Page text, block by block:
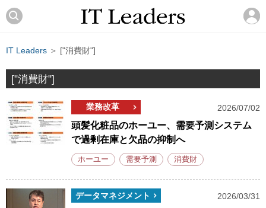
IT Leaders ＞ ["消費財"]
["消費財"]
業務改革 2026/07/02
頭髪化粧品のホーユー、需要予測システム
で過剰在庫と欠品の抑制へ
ホーユー 需要予測 消費財
データマネジメント 2026/03/31